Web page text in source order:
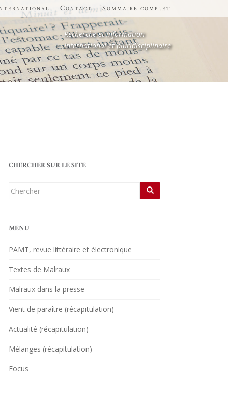
Contact Sommaire complet
Recherche et information
International et pluridisciplinaire
CHERCHER SUR LE SITE
Chercher...
MENU
PAMT, revue littéraire et électronique
Textes de Malraux
Malraux dans la presse
Vient de paraître (récapitulation)
Actualité (récapitulation)
Mélanges (récapitulation)
Focus